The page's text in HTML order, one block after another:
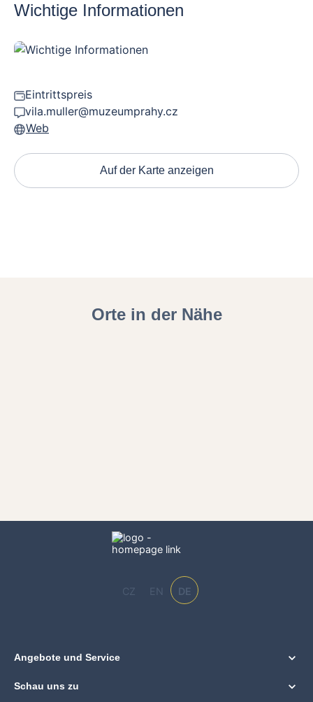
den Lebensstil der Familie Rothmayer.
Wichtige Informationen
Eintrittspreis
vila.muller@muzeumprahy.cz
Web
Auf der Karte anzeigen
Orte in der Nähe
CZ EN DE
Angebote und Service
Schau uns zu